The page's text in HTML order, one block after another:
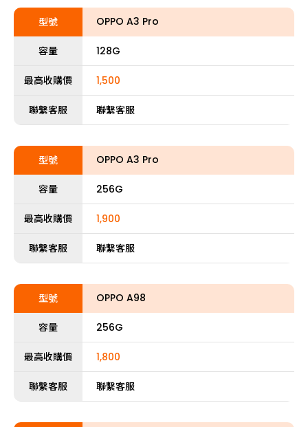
型號 OPPO A3 Pro
容量 128G
最高收購價 1,500
聯繫客服 聯繫客服
型號 OPPO A3 Pro
容量 256G
最高收購價 1,900
聯繫客服 聯繫客服
型號 OPPO A98
容量 256G
最高收購價 1,800
聯繫客服 聯繫客服